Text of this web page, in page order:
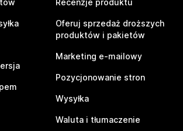
Recenzje produktu
Oferuj sprzedaż droższych
produktów i pakietów
Marketing e-mailowy
Pozycjonowanie stron
Wysyłka
Waluta i tłumaczenie